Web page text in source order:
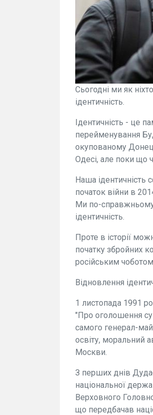
Сьогодні ми як
ідентичність.
Ідентичність - це
перейменування
окупованому
Одесі, але поки що
Наша ідентичність
початок війни в
Ми по-справжньому
ідентичність.
Проте в історії
початку збройних
російським
Відновлення
1 листопада 1991
"Про оголошення
самого генерал-
освіту, моральний
Москви.
З перших днів
національної
Верховного
що передбачав